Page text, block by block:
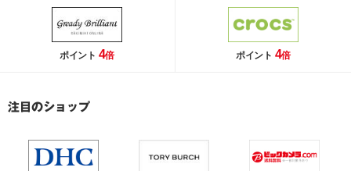
ポイント 4倍 ポイント 4倍